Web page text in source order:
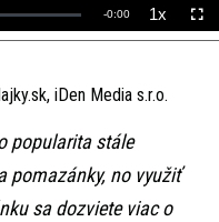
Remaining
-0:00 1xPlayback
Rate
iDen Media s.r.o.
popularita stále
pomazánky, no využiť
sa dozviete viac o